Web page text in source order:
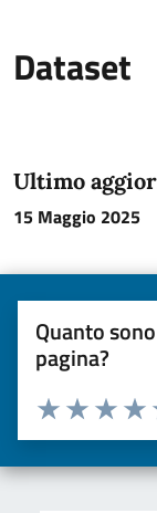
Dataset
Ultimo
15 Maggio 2025
Quanto
pagina?
Valuta da 1 a 5
Valuta
Valuta 2
Valuta una